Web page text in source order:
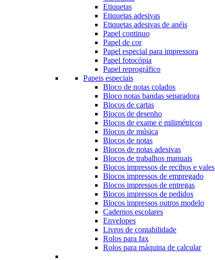
Etiquetas
Etiquetas adesivas
Etiquetas adesivas de anéis
Papel continuo
Papel de cor
Papel especial para impressora
Papel fotocópia
Papel reprográfico
Papeis especiais
Bloco de notas colados
Bloco notas bandas separadora
Blocos de cartas
Blocos de desenho
Blocos de exame e milimétricos
Blocos de música
Blocos de notas
Blocos de notas adesivas
Blocos de trabalhos manuais
Blocos impressos de recibos e vales
Blocos impressos de empregado
Blocos impressos de entregas
Blocos impressos de pedidos
Blocos impressos outros modelo
Cadernos escolares
Envelopes
Livros de contabilidade
Rolos para fax
Rolos para máquina de calcular